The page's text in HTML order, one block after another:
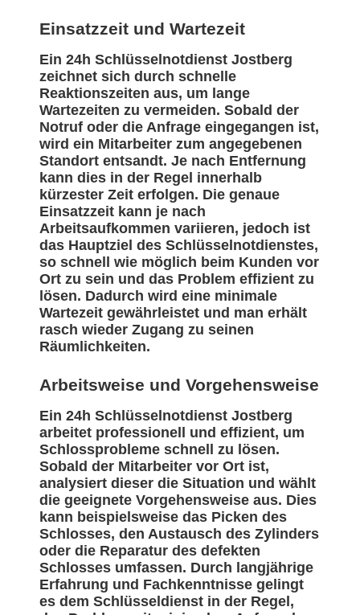
Einsatzzeit und Wartezeit
Ein 24h Schlüsselnotdienst Jostberg
zeichnet sich durch schnelle
Reaktionszeiten aus, um lange
Wartezeiten zu vermeiden. Sobald der
Notruf oder die Anfrage eingegangen ist,
wird ein Mitarbeiter zum angegebenen
Standort entsandt. Je nach Entfernung
kann dies in der Regel innerhalb
kürzester Zeit erfolgen. Die genaue
Einsatzzeit kann je nach
Arbeitsaufkommen variieren, jedoch ist
das Hauptziel des Schlüsselnotdienstes,
so schnell wie möglich beim Kunden vor
Ort zu sein und das Problem effizient zu
lösen. Dadurch wird eine minimale
Wartezeit gewährleistet und man erhält
rasch wieder Zugang zu seinen
Räumlichkeiten.
Arbeitsweise und Vorgehensweise
Ein 24h Schlüsselnotdienst Jostberg
arbeitet professionell und effizient, um
Schlossprobleme schnell zu lösen.
Sobald der Mitarbeiter vor Ort ist,
analysiert dieser die Situation und wählt
die geeignete Vorgehensweise aus. Dies
kann beispielsweise das Picken des
Schlosses, den Austausch des Zylinders
oder die Reparatur des defekten
Schlosses umfassen. Durch langjährige
Erfahrung und Fachkenntnisse gelingt
es dem Schlüsseldienst in der Regel,